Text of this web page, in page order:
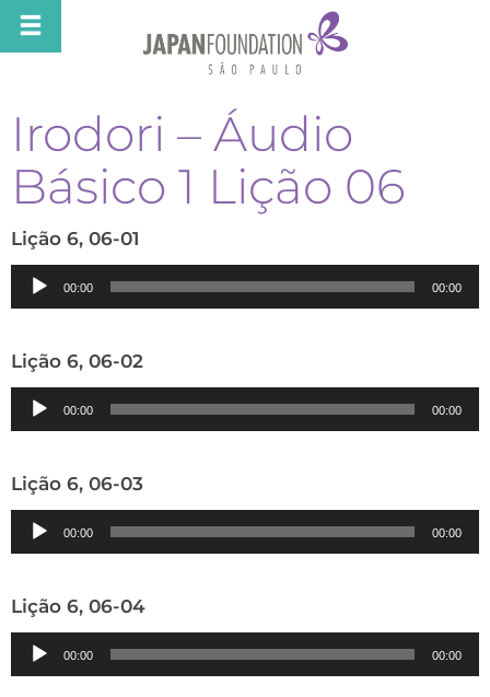
Irodori – Áudio
Básico 1 Lição 06
Lição 6, 06-01
Tocador
de
00:00 00:00
Lição 6, 06-02
Tocador
de
00:00 00:00
Lição 6, 06-03
Tocador
de
00:00 00:00
Lição 6, 06-04
Tocador
de
00:00 00:00